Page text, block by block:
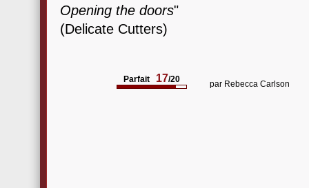
Opening the doors"
(Delicate Cutters)
Parfait 17/20 par Rebecca Carlson